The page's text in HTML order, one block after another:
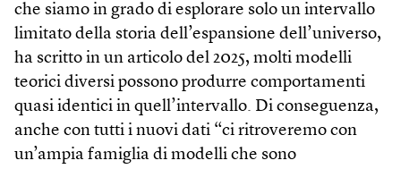
che siamo in grado di esplorare solo un intervallo
limitato della storia dell’espansione dell’universo,
ha scritto in un articolo del 2025, molti modelli
teorici diversi possono produrre comportamenti
quasi identici in quell’intervallo. Di conseguenza,
anche con tutti i nuovi dati “ci ritroveremo con
un’ampia famiglia di modelli che sono